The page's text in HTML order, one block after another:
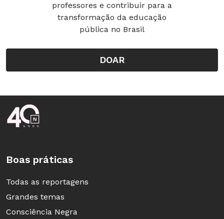
professores e contribuir para a
transformação da educação
pública no Brasil
DOAR
Rodapé da Nova Escola
Boas práticas
Todas as reportagens
Grandes temas
Consciência Negra